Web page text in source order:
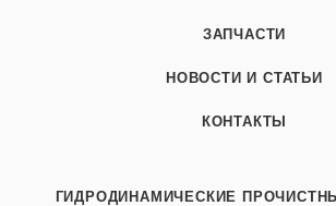
ЗАПЧАСТИ
НОВОСТИ И СТАТЬИ
КОНТАКТЫ
ГИДРОДИНАМИЧЕСКИЕ